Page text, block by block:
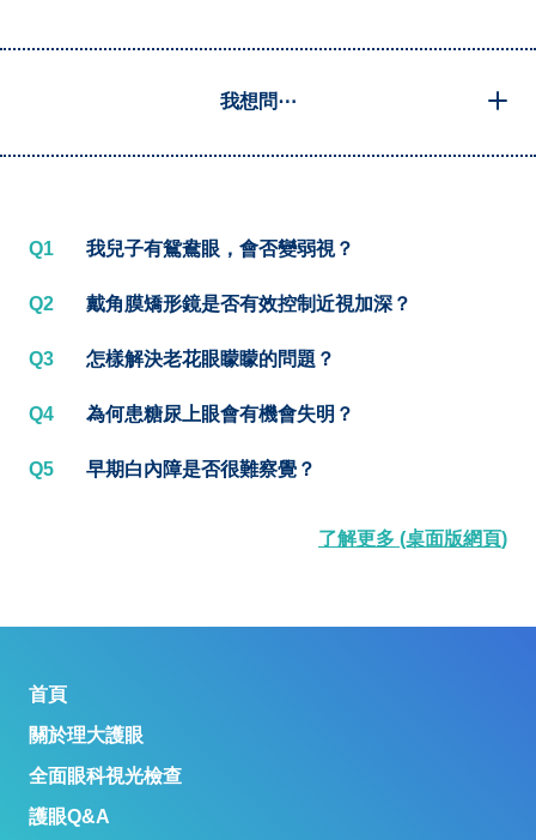
我想問⋯
Q1 我兒子有鴛鴦眼，會否變弱視？
Q2 戴角膜矯形鏡是否有效控制近視加深？
Q3 怎樣解決老花眼矇矇的問題？
Q4 為何患糖尿上眼會有機會失明？
Q5 早期白內障是否很難察覺？
了解更多 (桌面版網頁)
首頁
關於理大護眼
全面眼科視光檢查
護眼Q&A